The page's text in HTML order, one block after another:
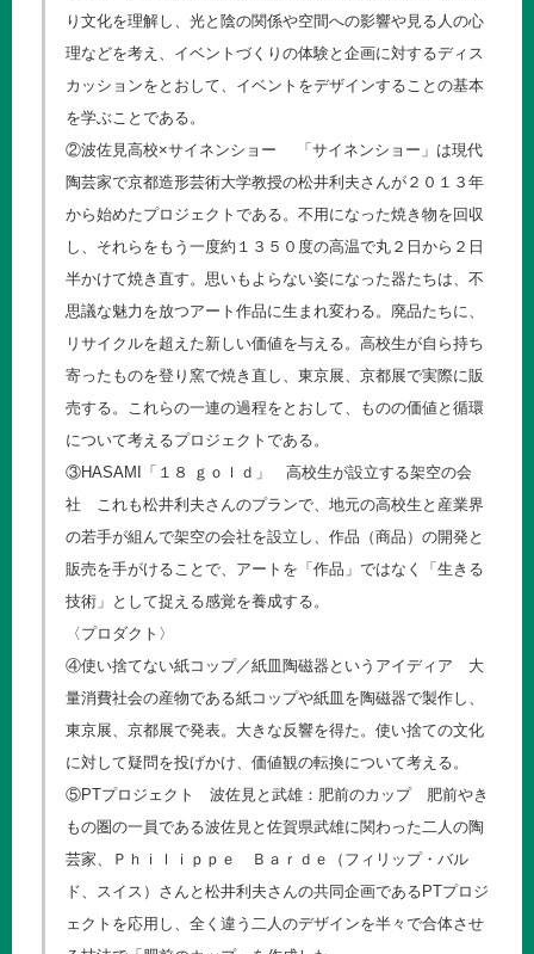
り文化を理解し、光と陰の関係や空間への影響や見る人の心
理などを考え、イベントづくりの体験と企画に対するディス
カッションをとおして、イベントをデザインすることの基本
を学ぶことである。
②波佐見高校×サイネンショー 「サイネンショー」は現代
陶芸家で京都造形芸術大学教授の松井利夫さんが２０１３年
から始めたプロジェクトである。不用になった焼き物を回収
し、それらをもう一度約１３５０度の高温で丸２日から２日
半かけて焼き直す。思いもよらない姿になった器たちは、不
思議な魅力を放つアート作品に生まれ変わる。廃品たちに、
リサイクルを超えた新しい価値を与える。高校生が自ら持ち
寄ったものを登り窯で焼き直し、東京展、京都展で実際に販
売する。これらの一連の過程をとおして、ものの価値と循環
について考えるプロジェクトである。
③HASAMI「１８ ｇｏｌｄ」 高校生が設立する架空の会
社 これも松井利夫さんのプランで、地元の高校生と産業界
の若手が組んで架空の会社を設立し、作品（商品）の開発と
販売を手がけることで、アートを「作品」ではなく「生きる
技術」として捉える感覚を養成する。
〈プロダクト〉
④使い捨てない紙コップ／紙皿陶磁器というアイディア 大
量消費社会の産物である紙コップや紙皿を陶磁器で製作し、
東京展、京都展で発表。大きな反響を得た。使い捨ての文化
に対して疑問を投げかけ、価値観の転換について考える。
⑤PTプロジェクト 波佐見と武雄：肥前のカップ 肥前やき
もの圏の一員である波佐見と佐賀県武雄に関わった二人の陶
芸家、Ｐｈｉｌｉｐｐｅ Ｂａｒｄｅ（フィリップ・バル
ド、スイス）さんと松井利夫さんの共同企画であるPTプロジ
ェクトを応用し、全く違う二人のデザインを半々で合体させ